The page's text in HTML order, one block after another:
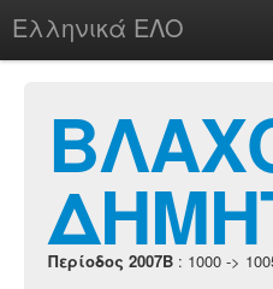
Ελληνικά ΕΛΟ
chesstu.be @ discord
Login
Περίοδος 2007B : 1000 ->